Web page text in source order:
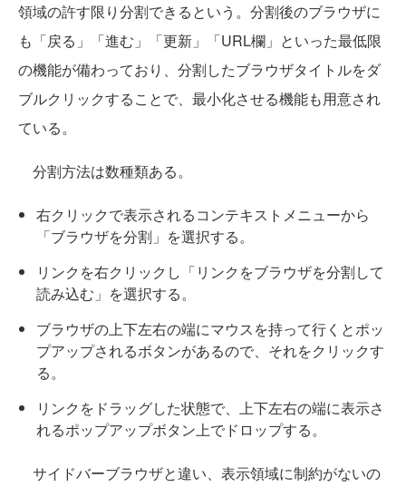
領域の許す限り分割できるという。分割後のブラウザに
も「戻る」「進む」「更新」「URL欄」といった最低限
の機能が備わっており、分割したブラウザタイトルをダ
ブルクリックすることで、最小化させる機能も用意され
ている。
分割方法は数種類ある。
右クリックで表示されるコンテキストメニューから
「ブラウザを分割」を選択する。
リンクを右クリックし「リンクをブラウザを分割して
読み込む」を選択する。
ブラウザの上下左右の端にマウスを持って行くとポッ
プアップされるボタンがあるので、それをクリックす
る。
リンクをドラッグした状態で、上下左右の端に表示さ
れるポップアップボタン上でドロップする。
サイドバーブラウザと違い、表示領域に制約がないの